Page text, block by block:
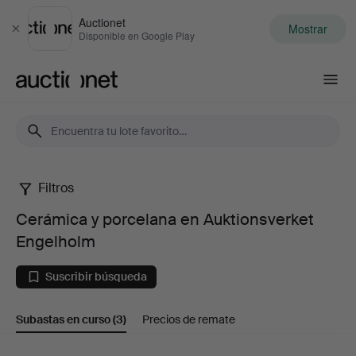
Cerrar
Auctionet
Disponible en Google Play Mostrar
Cerámica
porcelana
en
Filtros
Cerámica y porcelana en Auktionsverket
Engelholm
Suscribir búsqueda
Subastas en curso(3) Precios de remate